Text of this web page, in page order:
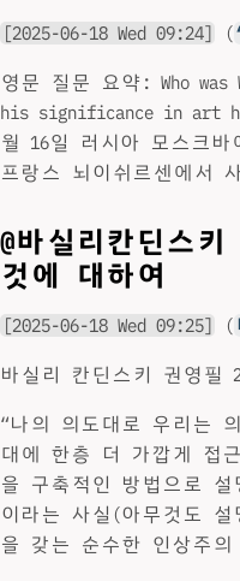
[2025-06-18 Wed 09:24] (
영문 질문 요약: Who
his significance in art
월 16일 러시아 모스크바
프랑스 뇌이쉬르센에서
@바실리칸딘스
것에 대하여
[2025-06-18 Wed 09:25] (
바실리 칸딘스키 권영필
“나의 의도대로 우리는
대에 한층 더 가깝게 접
을 구축적인 방법으로
이라는 사실(아무것도
을 갖는 순수한 인상주